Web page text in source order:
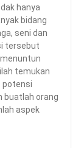
hanya
bidang
seni dan
tersebut
temukan
potensi
buatlah orang
aspek